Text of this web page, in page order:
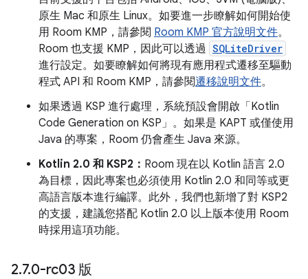
原生 Mac 和原生 Linux。如要進一步瞭解如何開始使
用 Room KMP，請參閱 Room KMP 官方說明文件。
Room 也支援 KMP，因此可以透過 SQLiteDriver
進行設定。如要瞭解如何將現有應用程式遷移至驅動
程式 API 和 Room KMP，請參閱遷移說明文件。
如果透過 KSP 進行處理，系統預設會開啟「Kotlin
Code Generation on KSP」 。如果是 KAPT 或僅使用
Java 的專案，Room 仍會產生 Java 來源。
Kotlin 2.0 和 KSP2： Room 現在以 Kotlin 語言 2.0
為目標，因此專案也必須使用 Kotlin 2.0 和同等或更
高語言版本進行編譯。此外，我們也新增了對 KSP2
的支援，建議您搭配 Kotlin 2.0 以上版本使用 Room
時採用這項功能。
2.7.0-rc03 版